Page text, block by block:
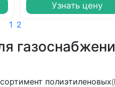
Узнать цену
1 2
полиэтиленовых